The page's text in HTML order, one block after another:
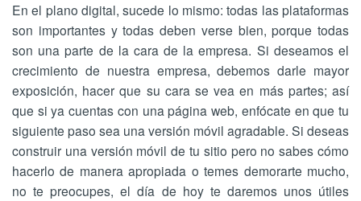
En el plano digital, sucede lo mismo: todas las plataformas
son importantes y todas deben verse bien, porque todas
son una parte de la cara de la empresa. Si deseamos el
crecimiento de nuestra empresa, debemos darle mayor
exposición, hacer que su cara se vea en más partes; así
que si ya cuentas con una página web, enfócate en que tu
siguiente paso sea una versión móvil agradable. Si deseas
construir una versión móvil de tu sitio pero no sabes cómo
hacerlo de manera apropiada o temes demorarte mucho,
no te preocupes, el día de hoy te daremos unos útiles